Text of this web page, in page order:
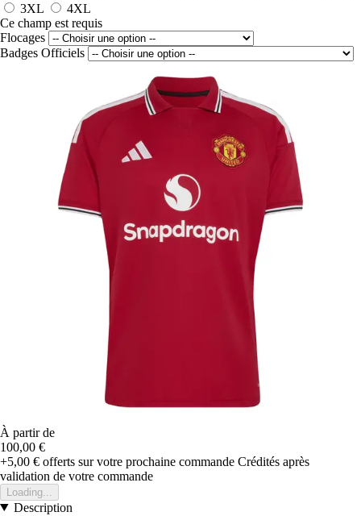
3XL
4XL
Ce champ est requis
Flocages
Badges Officiels
À partir de
100,00 €
+5,00 € offerts sur votre prochaine commande Crédités après
validation de votre commande
Loading...
Description